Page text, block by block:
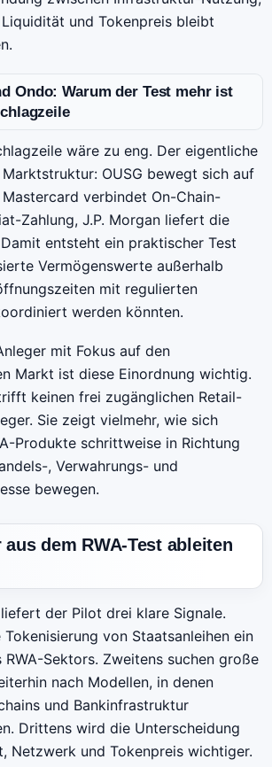
und Tokenpreis bleibt
Ondo: Warum der Test mehr ist
wäre zu eng. Der eigentliche
OUSG bewegt sich auf
Mastercard verbindet On-Chain-
Zahlung, J.P. Morgan liefert die
entsteht ein praktischer Test
Vermögenswerte außerhalb
mit regulierten
werden könnten.
mit Fokus auf den
Markt ist diese Einordnung wichtig.
keinen frei zugänglichen Retail-
Sie zeigt vielmehr, wie sich
Produkte schrittweise in Richtung
, Verwahrungs- und
bewegen.
aus dem RWA-Test ableiten
der Pilot drei klare Signale.
von Staatsanleihen ein
Sektors. Zweitens suchen große
nach Modellen, in denen
und Bankinfrastruktur
Drittens wird die Unterscheidung
Netzwerk und Tokenpreis wichtiger.